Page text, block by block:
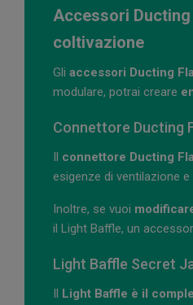
Accessori
coltivazione
Gli accessori Ducting
modulare, potrai creare
Connettore Ducting
connettore Ducting
esigenze di ventilazione
Inoltre, se vuoi
il Light Baffle, un
Light Baffle Secret
Light Baffle è il